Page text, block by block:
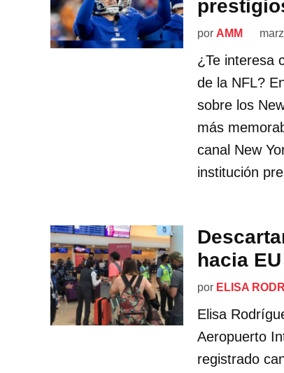
por AMM
¿Te interesa
de la NFL?
sobre los
más
canal New
institución
hacia EU
por ELISA
Elisa
Aeropuerto
registrado